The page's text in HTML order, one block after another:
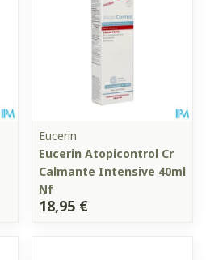
Eucerin
Eucerin Atopicontrol Cr
Calmante Intensive 40ml
Nf
18,95 €